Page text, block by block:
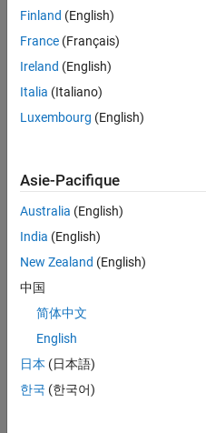
pouvez
élargir
votre
recherche
ou
afficher
l’ensemble
d'emploi.
malgré
tout
vous
trouvez
pas
d'offre
corresponde
à vos
Finland (English)
France (Français)
Ireland (English)
Italia (Italiano)
Luxembourg (English)
Asie-Pacifique
Australia (English)
India (English)
New Zealand (English)
中国
简体中文
English
日本 (日本語)
한국 (한국어)